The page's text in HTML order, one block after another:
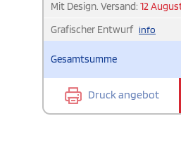
Mit Design. Versand: 12
Grafischer Entwurf info
Gesamtsumme
Druck angebot